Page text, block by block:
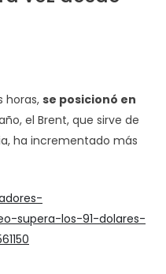
horas, se posicionó en
el Brent, que sirve de
ha incrementado más
supera-los-91-dolares-